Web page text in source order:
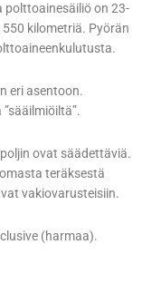
polttoainesäiliö on 23-
kilometriä. Pyörän
eri asentoon.
ovat säädettäviä.
teräksestä
vakiovarusteisiin.
(harmaa).